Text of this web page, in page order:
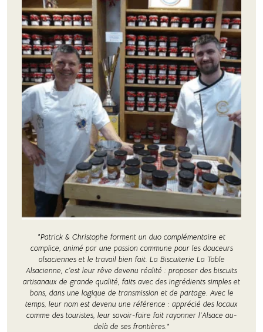
"Patrick & Christophe forment un duo complémentaire et
complice, animé par une passion commune pour les douceurs
alsaciennes et le travail bien fait. La Biscuiterie La Table
Alsacienne, c’est leur rêve devenu réalité : proposer des biscuits
artisanaux de grande qualité, faits avec des ingrédients simples et
bons, dans une logique de transmission et de partage. Avec le
temps, leur nom est devenu une référence : apprécié des locaux
comme des touristes, leur savoir-faire fait rayonner l’Alsace au-
delà de ses frontières."